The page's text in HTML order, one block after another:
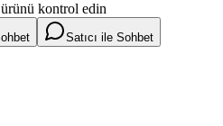
kontrol edin
Satıcı ile Sohbet